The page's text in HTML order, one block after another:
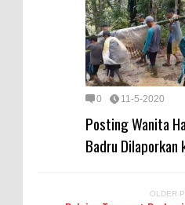
0 11-5-2020
Posting Wanita
Badru Dilaporkan
OLDER